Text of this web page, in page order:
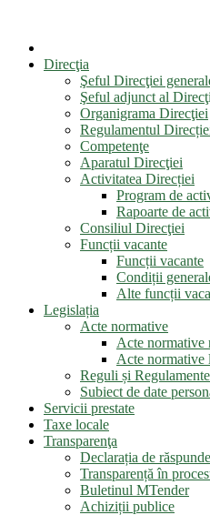
Direcţia
Şeful Direcţiei
Şeful adjunct al
Organigrama Direcţiei
Regulamentul
Competenţe
Aparatul Direcţiei
Activitatea Direcției
Program de
Rapoarte de
Consiliul Direcţiei
Funcții vacante
Funcții vacante
Condiții
Alte funcții
Legislația
Acte normative
Acte normative
Acte normative
Reguli și
Subiect de date
Servicii prestate
Taxe locale
Transparenţa
Declarația de
Transparență în
Buletinul MTender
Achiziții publice